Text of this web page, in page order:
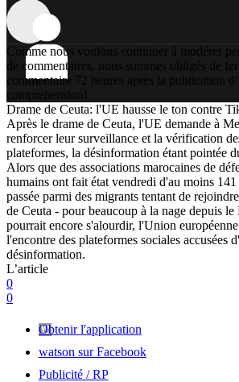
Comme nous voulons continuer à modérer
de commentaires, nous sommes obligés de
commentaire 72 heures après la publication
compréhension!
Drame de Ceuta: l'UE hausse le ton contre
Après le drame de Ceuta, l'UE demande à
renforcer leur surveillance et la vérification
plateformes, la désinformation étant pointée
Alors que des associations marocaines de
humains ont fait état vendredi d'au moins
passée parmi des migrants tentant de
de Ceuta - pour beaucoup à la nage depuis
pourrait encore s'alourdir, l'Union
l'encontre des plateformes sociales accusées
désinformation.
L’article
0
0
Obtenir l'application
watson sur Facebook
Publicité / RP